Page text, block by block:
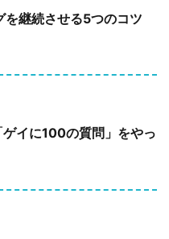
を継続させる5つのコツ
ゲイに100の質問」をやっ